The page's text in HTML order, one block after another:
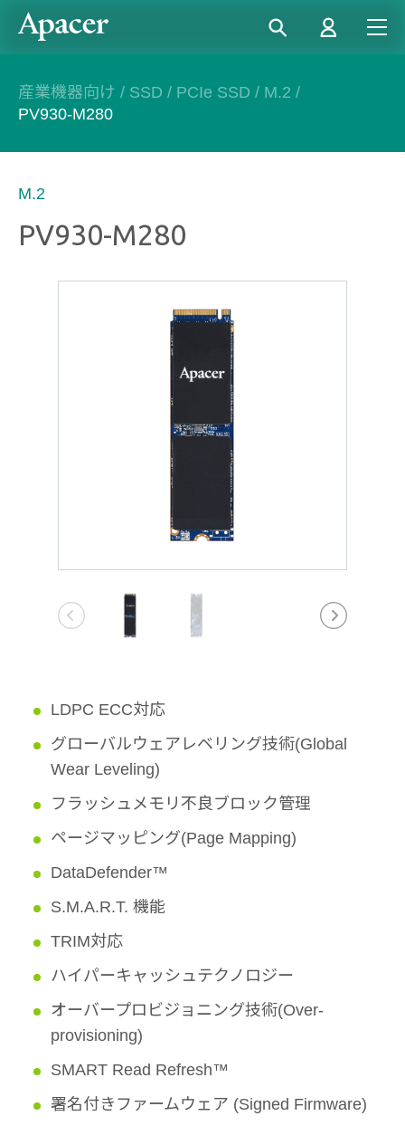
産業機器向け / SSD / PCIe SSD / M.2 /
PV930-M280
M.2
PV930-M280
LDPC ECC対応
グローバルウェアレベリング技術(Global
Wear Leveling)
フラッシュメモリ不良ブロック管理
ページマッピング(Page Mapping)
DataDefender™
S.M.A.R.T. 機能
TRIM対応
ハイパーキャッシュテクノロジー
オーバープロビジョニング技術(Over-
provisioning)
SMART Read Refresh™
署名付きファームウェア (Signed Firmware)